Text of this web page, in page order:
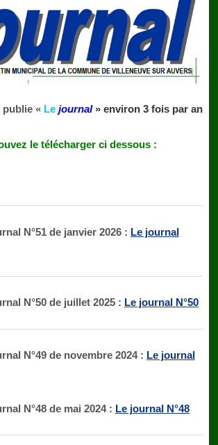
publie « Le journal» environ 3 fois par an
le télécharger ci dessous :
N°51 de janvier 2026 : Le journal
N°50 de juillet 2025 : Le journal N°50
N°49 de novembre 2024 : Le journal
N°48 de mai 2024 : Le journal N°48